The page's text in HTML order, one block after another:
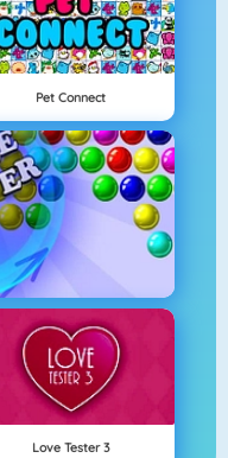
Pet Connect
Love Tester 3